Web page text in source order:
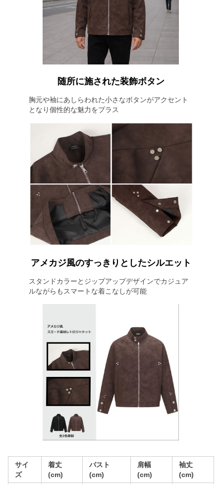
随所に施された装飾ボタン
胸元や袖にあしらわれた小さなボタンがアクセント
となり個性的な魅力をプラス
アメカジ風のすっきりとしたシルエット
スタンドカラーとジップアップデザインでカジュア
ルながらもスマートな着こなしが可能
サイ
ズ
着丈
(cm)
バスト
(cm)
肩幅
(cm)
袖丈
(cm)